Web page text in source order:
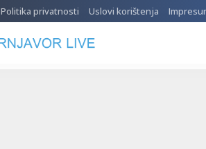
Politika privatnosti Uslovi korištenja